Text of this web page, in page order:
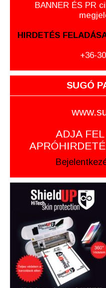
BANNER ÉS PR
HIRDETÉS
+36-
SUGÓ
ADJA